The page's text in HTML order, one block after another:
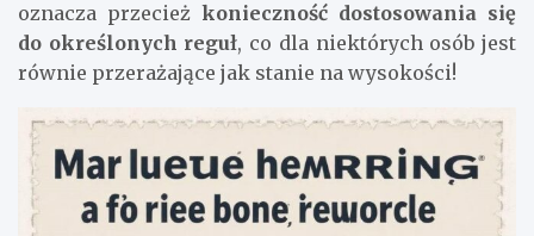
oznacza przecież konieczność dostosowania się
do określonych reguł, co dla niektórych osób jest
równie przerażające jak stanie na wysokości!